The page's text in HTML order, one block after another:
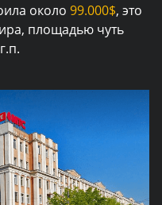
около 99.000$, это
площадью чуть